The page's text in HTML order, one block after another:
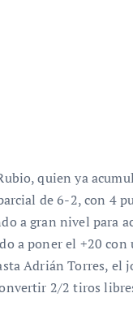
quien ya
de 6-2, con 4
a gran nivel para
a poner el +20
Adrián Torres, el
2/2 tiros